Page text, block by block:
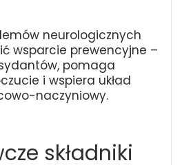
neurologicznych
wsparcie prewencyjne –
pomaga
i wspiera układ
naczyniowy.
składniki